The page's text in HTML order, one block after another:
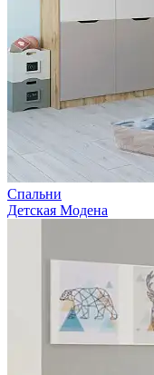
Спальни
Детская Модена